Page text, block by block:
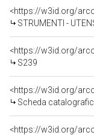
STRUMENTI -
<https://w3id.org/
S239
<https://w3id.org/
Scheda
<https://w3id.org/